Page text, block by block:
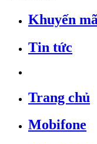
Khuyến
Tin tức
Trang chủ
Mobifone